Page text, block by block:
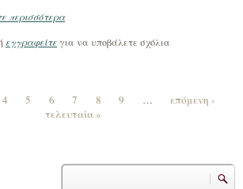
περισσότεραγια Εκδήλωση για την Ουκρανία (βίντεο)
εγγραφείτεγια να υποβάλετε σχόλια
4 5 6 7 8 9 …
επόμενη ›
τελευταία »
Αναζήτηση